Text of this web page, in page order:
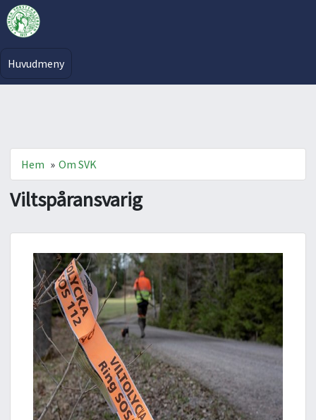
Huvudmeny
Hem » Om SVK
Viltspåransvarig